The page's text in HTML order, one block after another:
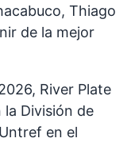
Thiago
de la mejor
River Plate
División de
en el